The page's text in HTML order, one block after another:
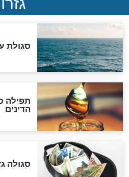
לכל המאמרים
אחרית
האם אפשר